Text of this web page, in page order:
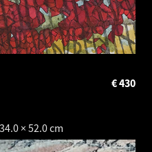
× 52.0 cm
430
€